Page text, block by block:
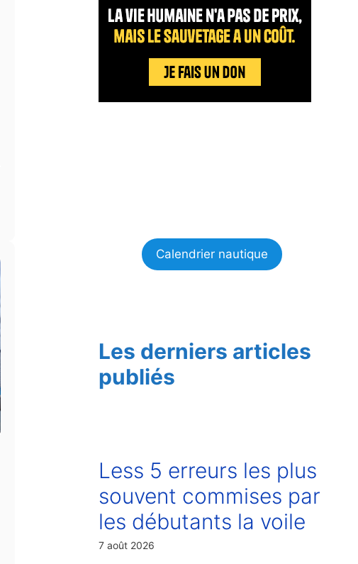
Calendrier nautique
Les derniers articles
publiés
Less 5 erreurs les plus
souvent commises par
les débutants la voile
7 août 2026